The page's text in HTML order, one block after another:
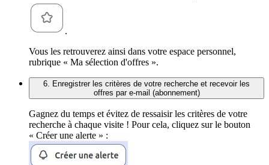
.
Vous les retrouverez ainsi dans votre espace personnel,
rubrique « Ma sélection d'offres ».
6. Enregistrer les critères de votre recherche et recevoir les
offres par e-mail (abonnement)
Gagnez du temps et évitez de ressaisir les critères de votre
recherche à chaque visite ! Pour cela, cliquez sur le bouton
« Créer une alerte » :